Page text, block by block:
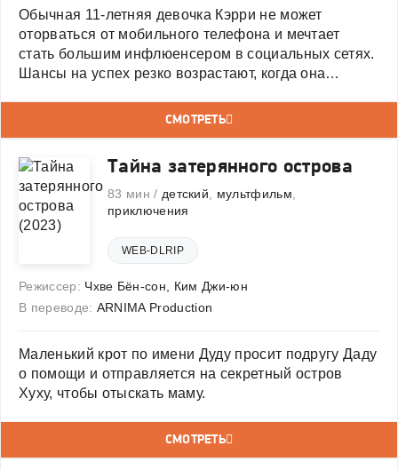
Обычная 11-летняя девочка Кэрри не может
оторваться от мобильного телефона и мечтает
стать большим инфлюенсером в социальных сетях.
Шансы на успех резко возрастают, когда она
суперспособностями по имени Мастер, который
СМОТРЕТЬ
Тайна затерянного острова
83 мин / детский мультфильм
приключения
WEB-DLRIP
Режиссер: Чхве Бён-сон
Ким Джи-юн
В переводе: ARNIMA Production
Маленький крот по имени Дуду просит подругу Даду
о помощи и отправляется на секретный остров
Хуху, чтобы отыскать маму.
СМОТРЕТЬ